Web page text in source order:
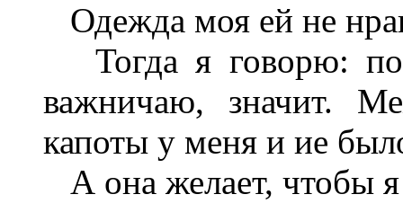
Одежда моя ей не
Тогда я говорю:
важничаю, значит.
капоты у меня и ие
А она желает, чтобы я